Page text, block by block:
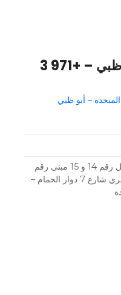
شرف للصرافة – أبو ظبي – +971 3
– أبو ظبي
شركة العين للرخام ذ – محل رقم 14 و 15 مبنى رقم
28 عمارة محمد طالب علي العامري شارع 7 دوار الحمام –